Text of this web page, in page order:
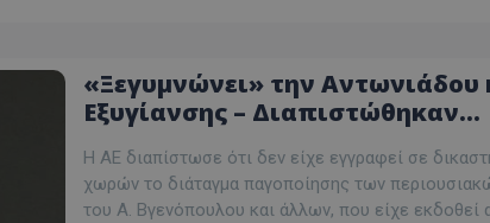
«Ξεγυμνώνει» την Αντωνιάδου
Εξυγίανσης – Διαπιστώθηκαν
ενέργειες της
H AΕ διαπίστωσε ότι δεν είχε εγγραφεί σε
χωρών το διάταγμα παγοποίησης των
του Α. Βγενόπουλου και άλλων, που είχε εκδοθεί